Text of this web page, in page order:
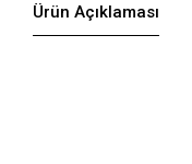
Ürün Açıklaması